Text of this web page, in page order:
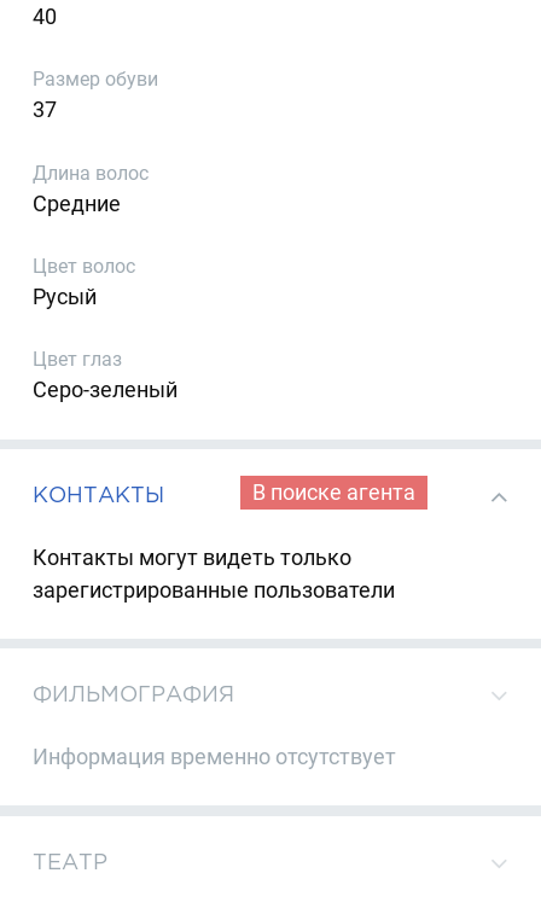
40
Размер обуви
37
Длина волос
Средние
Цвет волос
Русый
Цвет глаз
Серо-зеленый
КОНТАКТЫ В поиске агента
Контакты могут видеть только
зарегистрированные пользователи
ФИЛЬМОГРАФИЯ
Информация временно отсутствует
ТЕАТР